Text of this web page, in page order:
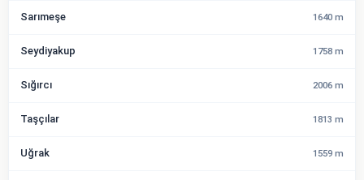
Sarımeşe 1640 m
Seydiyakup 1758 m
Sığırcı 2006 m
Taşçılar 1813 m
Uğrak 1559 m